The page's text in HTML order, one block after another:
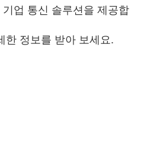
업 통신 솔루션을 제공합
한 정보를 받아 보세요.